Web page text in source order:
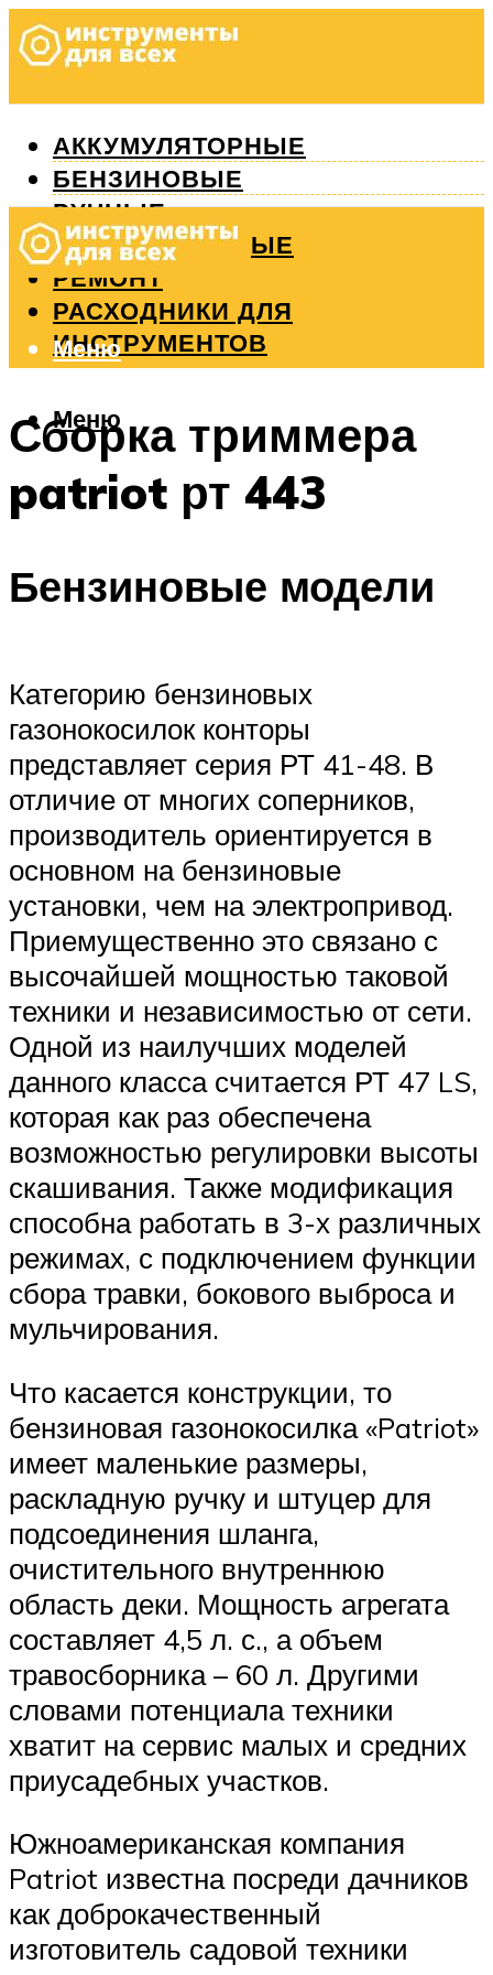
АККУМУЛЯТОРНЫЕ
БЕНЗИНОВЫЕ
РУЧНЫЕ
ИЗМЕРИТЕЛЬНЫЕ
РЕМОНТ
РАСХОДНИКИ ДЛЯ
ИНСТРУМЕНТОВ
Меню
Меню
Сборка триммера
patriot рт 443
Бензиновые модели
Категорию бензиновых
газонокосилок конторы
представляет серия РТ 41-48. В
отличие от многих соперников,
производитель ориентируется в
основном на бензиновые
установки, чем на электропривод.
Приемущественно это связано с
высочайшей мощностью таковой
техники и независимостью от сети.
Одной из наилучших моделей
данного класса считается РТ 47 LS,
которая как раз обеспечена
возможностью регулировки высоты
скашивания. Также модификация
способна работать в 3-х различных
режимах, с подключением функции
сбора травки, бокового выброса и
мульчирования.
Что касается конструкции, то
бензиновая газонокосилка «Patriot»
имеет маленькие размеры,
раскладную ручку и штуцер для
подсоединения шланга,
очистительного внутреннюю
область деки. Мощность агрегата
составляет 4,5 л. с., а объем
травосборника – 60 л. Другими
словами потенциала техники
хватит на сервис малых и средних
приусадебных участков.
Южноамериканская компания
Patriot известна посреди дачников
как доброкачественный
изготовитель садовой техники